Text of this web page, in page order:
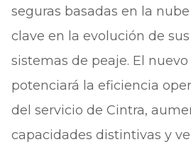
seguras basadas en la
clave en la evolución de
sistemas de peaje. El
potenciará la eficiencia
del servicio de Cintra,
capacidades distintivas y